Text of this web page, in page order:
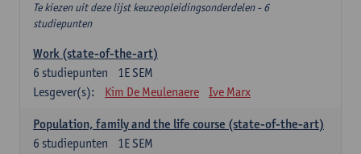
Te kiezen uit deze lijst keuzeopleidingsonderdelen - 6
studiepunten
Work (state-of-the-art)
1E SEM
6 studiepunten
Lesgever(s):
Kim De Meulenaere Ive Marx
Population, family and the life course (state-of-the-art)
1E SEM
6 studiepunten